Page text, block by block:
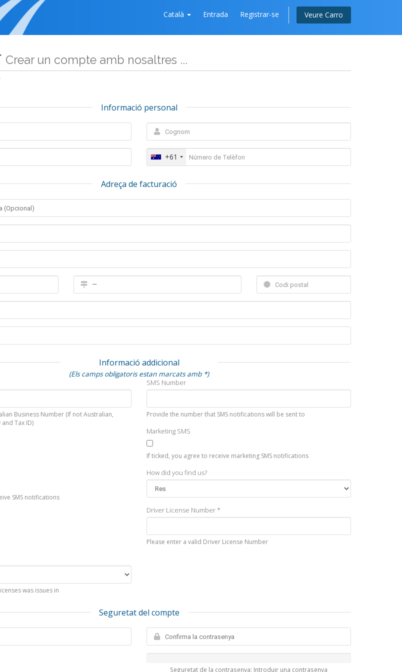
Català Entrada Registrar-se Veure Carro
Crear un compte amb nosaltres ...
Informació personal
+61
Adreça de facturació
Informació addicional
(Els camps obligatoris estan marcats amb *)
Business Number (If not Australian,
Tax ID)
SMS Number
Provide the number that SMS notifications will be sent to
Marketing SMS
If ticked, you agree to receive marketing SMS notifications
SMS notifications
How did you find us?
Driver License Number *
Please enter a valid Driver License Number
was issues in
Seguretat del compte
Seguretat de la contrasenya: Introduir una contrasenya